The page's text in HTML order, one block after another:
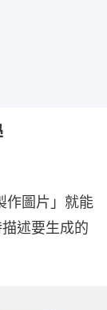
作圖片」就能
述要生成的